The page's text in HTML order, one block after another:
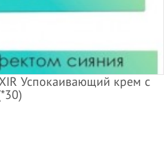
Успокаивающий крем с